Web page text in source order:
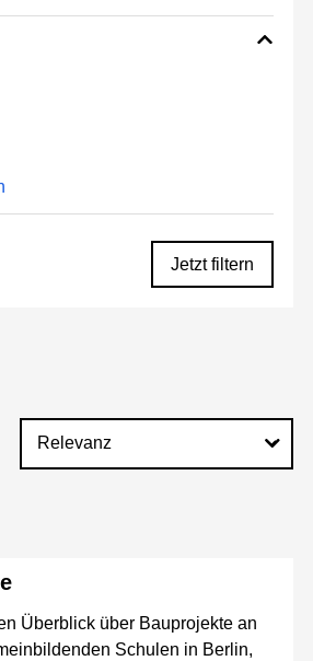
Jetzt filtern
Überblick über Bauprojekte an
Schulen in Berlin,